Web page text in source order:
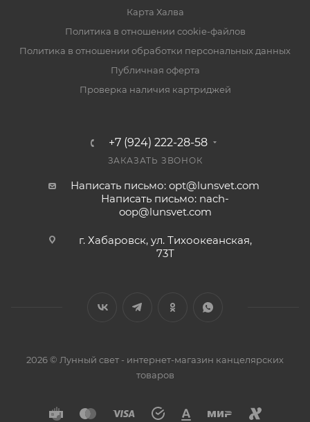
Карта Халва
Политика в отношении cookie-файлов
Политика в отношении обработки персональных данных
Публичная оферта
Проверка наличия картриджей
+7 (924) 222-28-58
ЗАКАЗАТЬ ЗВОНОК
Написать письмо: opt@lunsvet.com
Написать письмо: nach-
oop@lunsvet.com
г. Хабаровск, ул. Тихоокеанская,
73Т
2026 © Лунный свет - интернет-магазин канцелярских
товаров